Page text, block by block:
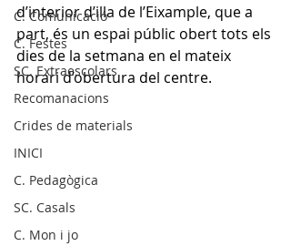
C. Comunicació
C. Festes
SC. Extraescolars
Recomanacions
Crides de materials
INICI
C. Pedagògica
SC. Casals
C. Mon i jo
d’interior d’illa de l’Eixample, que a
part, és un espai públic obert tots els
dies de la setmana en el mateix
horari d’obertura del centre.